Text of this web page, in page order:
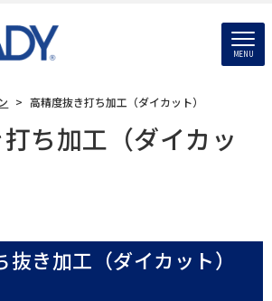
MENU
> 高精度抜き打ち加工（ダイカット）
ち加工（ダイカッ
抜き加工（ダイカット）